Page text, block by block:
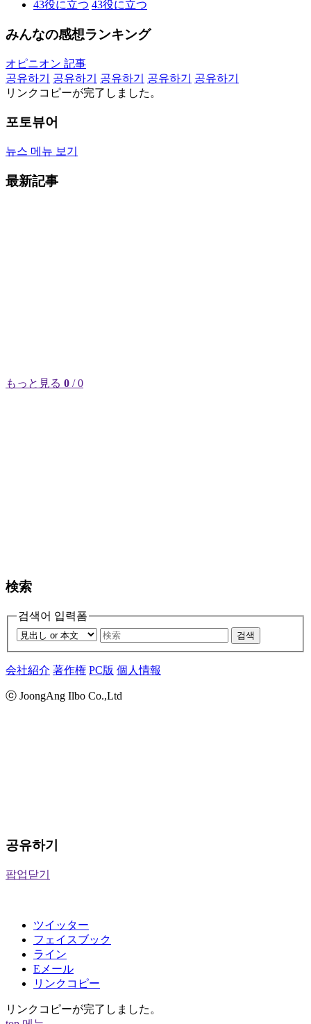
43役に立つ 43役に立つ
みんなの感想ランキング
オピニオン 記事
공유하기
공유하기 공유하기 공유하기
공유하기
リンクコピーが完了しました。
포토뷰어
뉴스 메뉴 보기
最新記事
もっと見る 0 / 0
検索
검색어 입력폼
검색
会社紹介 著作権 PC版 個人情報
ⓒ JoongAng Ilbo Co.,Ltd
공유하기
팝업닫기
ツイッター
フェイスブック
ライン
Eメール
リンクコピー
リンクコピーが完了しました。